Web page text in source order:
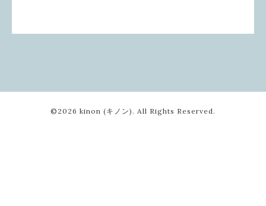
©2026 kinon (キノン) . All Rights Reserved.